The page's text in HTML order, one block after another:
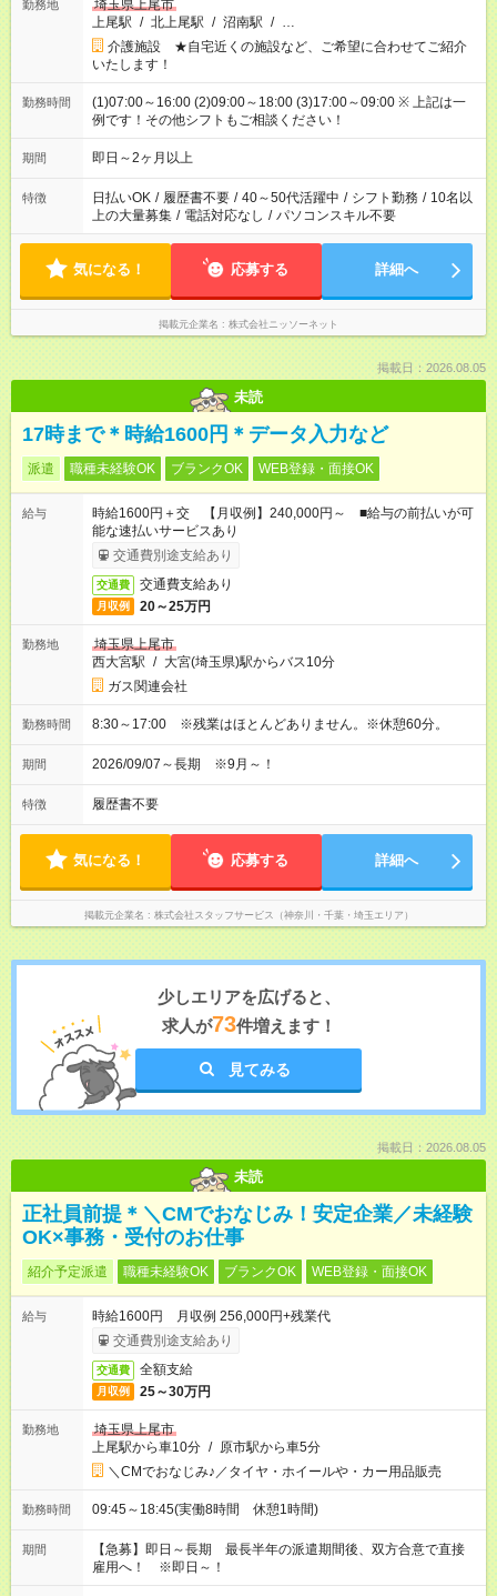
勤務地
埼玉県上尾市
上尾駅 / 北上尾駅 / 沼南駅 / …
介護施設 ★自宅近くの施設など、ご希望に合わせてご紹介
いたします！
勤務時間
(1)07:00～16:00 (2)09:00～18:00 (3)17:00～09:00 ※ 上記は一
例です！その他シフトもご相談ください！
期間 即日～2ヶ月以上
特徴 日払いOK / 履歴書不要 / 40～50代活躍中 / シフト勤務 / 10名以
上の大量募集 / 電話対応なし / パソコンスキル不要
気になる！ 応募する 詳細へ
掲載元企業名 株式会社ニッソーネット
掲載日：2026.08.05
未読
17時まで＊時給1600円＊データ入力など
派遣 職種未経験OK ブランクOK WEB登録・面接OK
給与
時給1600円＋交 【月収例】240,000円～ ■給与の前払いが可
能な速払いサービスあり
交通費別途支給あり
交通費 交通費支給あり
月収例 20～25万円
勤務地
埼玉県上尾市
西大宮駅 / 大宮(埼玉県)駅からバス10分
ガス関連会社
勤務時間 8:30～17:00 ※残業はほとんどありません。※休憩60分。
期間 2026/09/07～長期 ※9月～！
特徴 履歴書不要
気になる！ 応募する 詳細へ
掲載元企業名 株式会社スタッフサービス（神奈川・千葉・埼玉エリア）
少しエリアを広げると、
求人が73件増えます！
見てみる
掲載日：2026.08.05
未読
正社員前提＊＼CMでおなじみ！安定企業／未経験
OK×事務・受付のお仕事
紹介予定派遣 職種未経験OK ブランクOK WEB登録・面接OK
給与
時給1600円 月収例 256,000円+残業代
交通費別途支給あり
交通費 全額支給
月収例 25～30万円
勤務地
埼玉県上尾市
上尾駅から車10分 / 原市駅から車5分
＼CMでおなじみ♪／タイヤ・ホイールや・カー用品販売
勤務時間 09:45～18:45(実働8時間 休憩1時間)
期間
【急募】即日～長期 最長半年の派遣期間後、双方合意で直接
雇用へ！ ※即日～！